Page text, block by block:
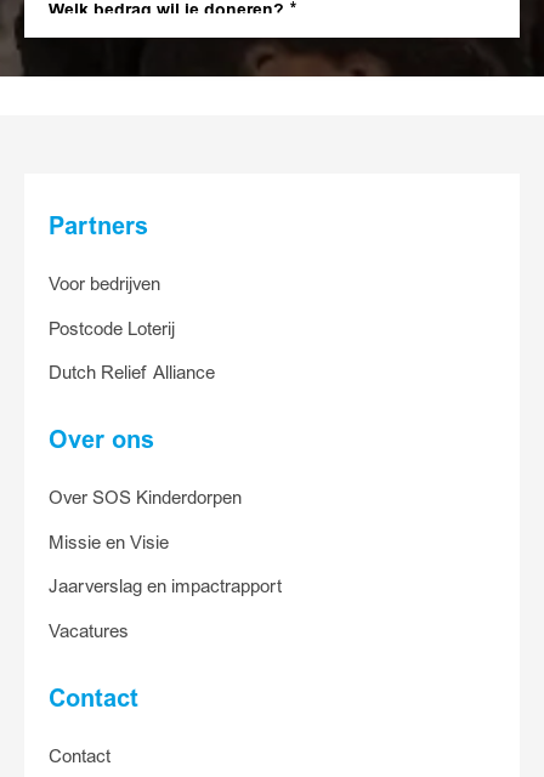
Welk bedrag wil je doneren?
30 15
Ander bedrag
Partners
Voor bedrijven
Postcode Loterij
Dutch Relief Alliance
Over ons
Over SOS Kinderdorpen
Missie en Visie
Jaarverslag en impactrapport
Vacatures
Contact
Contact